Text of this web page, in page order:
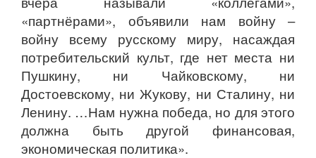
«партнёрами», объявили нам войну –
войну всему русскому миру, насаждая
потребительский культ, где нет места ни
Пушкину, ни Чайковскому, ни
Достоевскому, ни Жукову, ни Сталину, ни
Ленину. …Нам нужна победа, но для этого
должна быть другой финансовая,
экономическая политика».